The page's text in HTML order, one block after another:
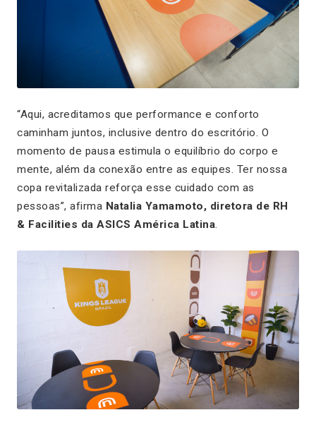
“Aqui, acreditamos que performance e conforto
caminham juntos, inclusive dentro do escritório. O
momento de pausa estimula o equilíbrio do corpo e
mente, além da conexão entre as equipes. Ter nossa
copa revitalizada reforça esse cuidado com as
pessoas”, afirma Natalia Yamamoto, diretora de RH
& Facilities da ASICS América Latina.